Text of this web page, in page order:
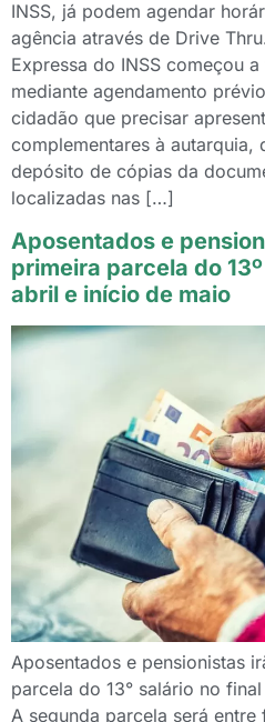
INSS, já podem agendar
agência através de Drive
Expressa do INSS começou
mediante agendamento
cidadão que precisar
complementares à autarquia,
depósito de cópias da
localizadas nas […]
Aposentados e
primeira parcela do
abril e início de maio
Aposentados e pensionistas
parcela do 13° salário no
A segunda parcela será